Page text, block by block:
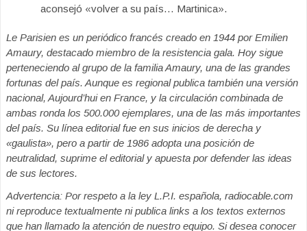
aconsejó «volver a su país… Martinica».
Le Parisien es un periódico francés creado en 1944 por Emilien
Amaury, destacado miembro de la resistencia gala. Hoy sigue
perteneciendo al grupo de la familia Amaury, una de las grandes
fortunas del país. Aunque es regional publica también una versión
nacional, Aujourd’hui en France, y la circulación combinada de
ambas ronda los 500.000 ejemplares, una de las más importantes
del país. Su línea editorial fue en sus inicios de derecha y
«gaulista», pero a partir de 1986 adopta una posición de
neutralidad, suprime el editorial y apuesta por defender las ideas
de sus lectores.
Advertencia: Por respeto a la ley L.P.I. española, radiocable.com
ni reproduce textualmente ni publica links a los textos externos
que han llamado la atención de nuestro equipo. Si desea conocer